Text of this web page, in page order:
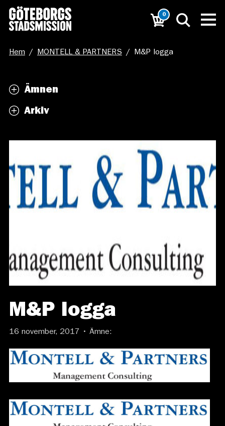
0
Hem / MONTELL & PARTNERS / M&P logga
Ämnen
Arkiv
M&P logga
16 november, 2017 • Ämne: